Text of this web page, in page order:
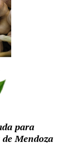
para
Mendoza